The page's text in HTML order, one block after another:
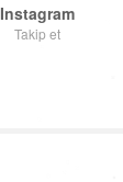
Instagram
Takip et